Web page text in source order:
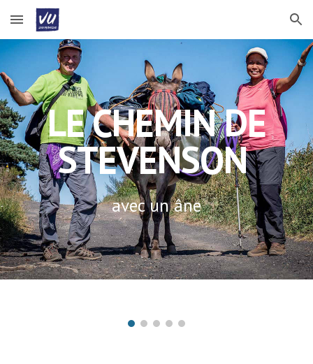
Skip to main content Skip to navigation
LE CHEMIN DE
STEVENSON
avec un âne